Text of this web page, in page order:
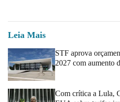
Leia Mais
STF aprova
2027 com aumento
Com crítica a Lula,